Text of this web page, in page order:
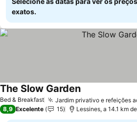
exatos.
Bed & Breakfast Jardim privativo e refeições
The Slow Garden
8,9 Excelente 15 Lessines, a 14.1 km